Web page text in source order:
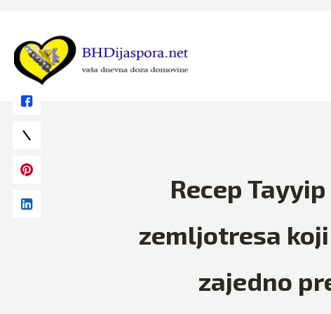
content
Recep
zemljotresa koji
zajedno